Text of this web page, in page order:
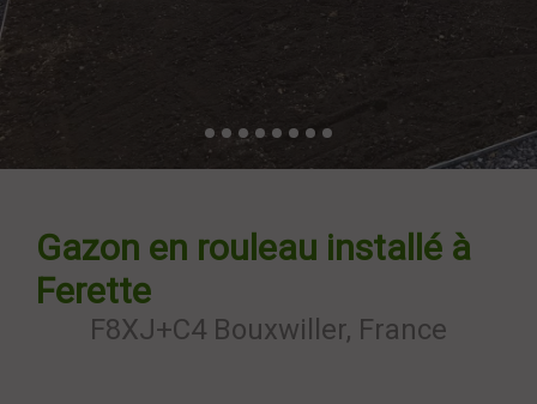
Gazon en rouleau installé à
Ferette
F8XJ+C4 Bouxwiller, France